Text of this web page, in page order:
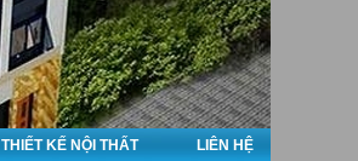
THIẾT KẾ NỘI THẤT LIÊN HỆ